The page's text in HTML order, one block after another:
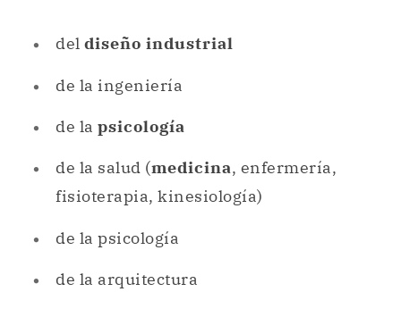
del diseño industrial
de la ingeniería
de la psicología
de la salud (medicina, enfermería,
fisioterapia, kinesiología)
de la psicología
de la arquitectura